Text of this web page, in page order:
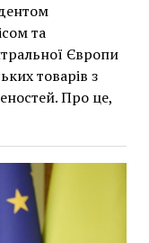
та
Європи
товарів з
Про це,